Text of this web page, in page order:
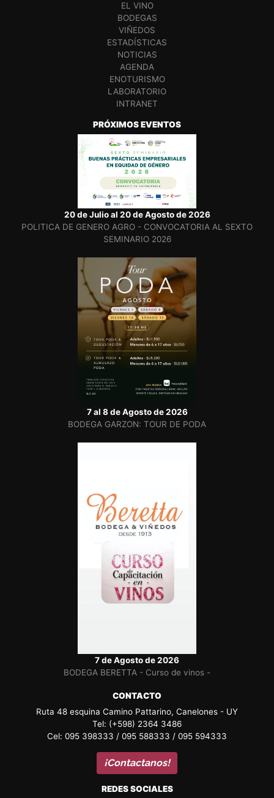
EL VINO
BODEGAS
VIÑEDOS
ESTADÍSTICAS
NOTICIAS
AGENDA
ENOTURISMO
LABORATORIO
INTRANET
PRÓXIMOS EVENTOS
20 de Julio al 20 de Agosto de 2026
POLITICA DE GENERO AGRO - CONVOCATORIA AL SEXTO
SEMINARIO 2026
7 al 8 de Agosto de 2026
BODEGA GARZON: TOUR DE PODA
7 de Agosto de 2026
BODEGA BERETTA - Curso de vinos -
CONTACTO
Ruta 48 esquina Camino Pattarino, Canelones - UY
Tel: (+598) 2364 3486
Cel: 095 398333 / 095 588333 / 095 594333
¡Contactanos!
REDES SOCIALES